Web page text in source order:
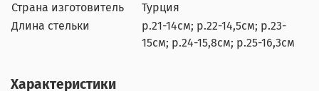
Страна изготовитель
Турция
Длина стельки
р.21-14см; р.22-14,5см; р.23-
15см; р.24-15,8см; р.25-16,3см
Характеристики